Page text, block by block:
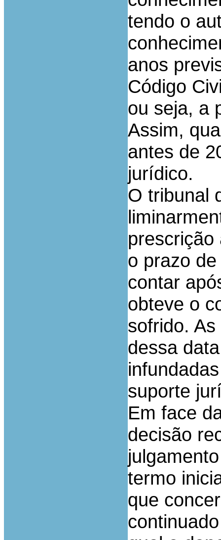
tendo o
anos
Código
ou seja, a
Assim,
antes de
jurídico.
O tribunal
o prazo
contar
obteve o
sofrido.
dessa
suporte
Em face
decisão
termo
que